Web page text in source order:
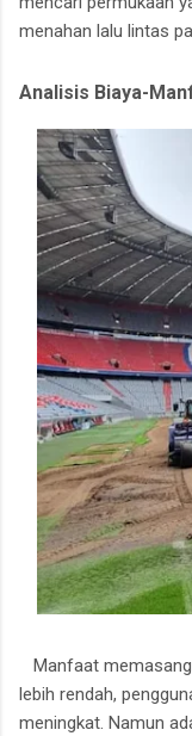
menahan lalu lintas
Analisis Biaya-
Manfaat
lebih rendah,
meningkat. Namun